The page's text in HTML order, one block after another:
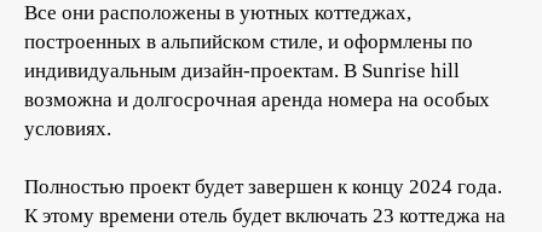
Все они расположены в уютных коттеджах,
построенных в альпийском стиле, и оформлены по
индивидуальным дизайн-проектам. В Sunrise hill
возможна и долгосрочная аренда номера на особых
условиях.
Полностью проект будет завершен к концу 2024 года.
К этому времени отель будет включать 23 коттеджа на